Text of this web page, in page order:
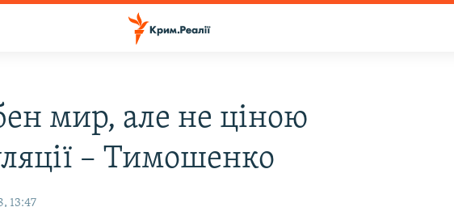
мир, але не ціною
– Тимошенко
13:47